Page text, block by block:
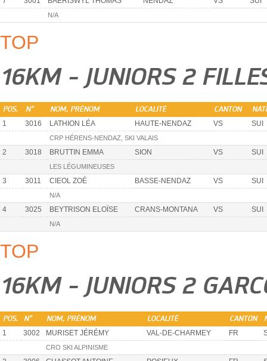
N/A
TOP
16KM - JUNIORS 2
POS. N° NOM, PRÉNOM LOCALITÉ CANTON NATI
1 3016 LATHION LÉA HAUTE-NENDAZ VS SUI
CRP HÉRENS-NENDAZ, SKI VALAIS
2 3018 BRUTTIN EMMA SION VS SUI
LES LÉGUMINEUSES
3 3011 CIEOL ZOÉ BASSE-NENDAZ VS SUI
N/A
4 3025 BEYTRISON ELOÏSE CRANS-MONTANA VS SUI
N/A
TOP
16KM - JUNIORS 2
POS. N° NOM, PRÉNOM LOCALITÉ CANTON
1 3002 MURISET JÉRÉMY VAL-DE-CHARMEY FR
CRO SKI ALPINISME